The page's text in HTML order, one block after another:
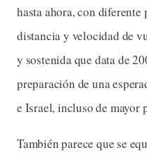
hasta ahora, con
distancia y velocidad de
y sostenida que data de
preparación de una
e Israel, incluso de mayor
También parece que se